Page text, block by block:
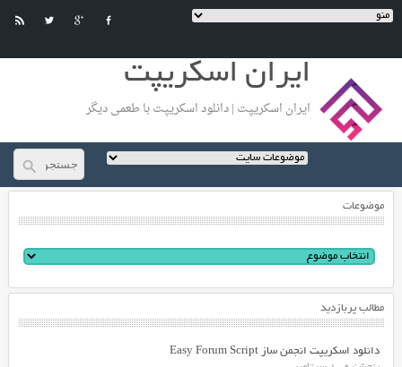
ایران اسکریپت
ایران اسکریپت | دانلود اسکریپت با طعمی دیگر
موضوعات
مطالب پربازدید
دانلود اسکریپت انجمن ساز Easy Forum Script